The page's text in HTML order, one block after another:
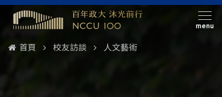
menu
首頁 校友訪談 人文藝術